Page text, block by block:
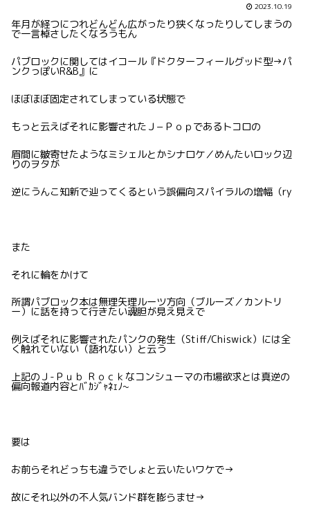
2023.10.19
年月が経つにつれどんどん広がったり狭くなったりしてしまうの
で一言棹さしたくなろうもん
パブロックに関してはイコール『ドクターフィールグッド型→パ
ンクっぽいR&B』に
ほぼほぼ固定されてしまっている状態で
もっと云えばそれに影響されたＪ−Ｐｏｐであるトコロの
眉間に皺寄せたようなミシェルとかシナロケ／めんたいロック辺
りのヲタが
逆にうんこ知新で辿ってくるという誤偏向スパイラルの増幅（ry
また
それに輪をかけて
所謂パブロック本は無理矢理ルーツ方向（ブルーズ／カントリ
ー）に話を持って行きたい魂胆が見え見えで
例えばそれに影響されたパンクの発生（Stiff/Chiswick）には全
く触れていない（語れない）と云う
上記のＪ-Ｐｕｂ Ｒｏｃｋなコンシューマの市場欲求とは真逆の
偏向報道内容とﾊﾞｶｼﾞｬﾈｪﾉ~
要は
お前らそれどっちも違うでしょと云いたいワケで→
故にそれ以外の不人気バンド群を膨らませ→